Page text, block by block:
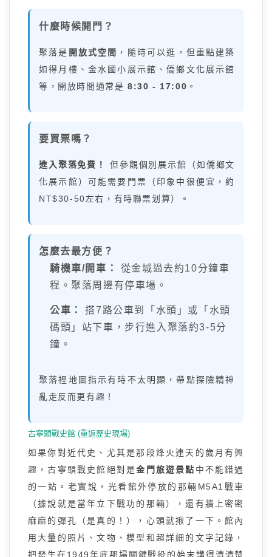
什麼時候開門？
聚落是 開放式空間 ，隨時可以逛。但重點建築
如得月樓、金水國小展示館、僑鄉文化展示館
等，開放時間通常是 8:30 - 17:00 。
要買票嗎？
進入聚落免費！
但參觀個別展示館（如僑鄉文
化展示館）可能需要門票（印象中很便宜，約
NT$30-50左右，有時聯票划算）。
怎麼去最方便？
騎機車/開車：
從金城過去約10分鐘車
程。聚落周邊有停車場。
公車：
搭7路公車到「水頭」或「水頭
碼頭」站下車，步行進入聚落約3-5分
鐘。
聚落裡地圖指示有時不太明顯，帶點探險精神
亂走反而更有趣！
古寧頭戰史館 (重返歷史現場)
如果你對近代史、尤其是那段烽火連天的歲月有興
趣，古寧頭戰史館絕對是金門旅遊景點 中不能錯過
的一站。老實說，光看館外停放的那輛M5A1戰車
（據說就是當年立下戰功的那輛），還有牆上密密
麻麻的彈孔（是真的！），心頭就揪了一下。館內
用大量的照片、文物、模型和超詳細的文字記錄，
把發生在1949年底那場關鍵戰役的始末講得清清楚